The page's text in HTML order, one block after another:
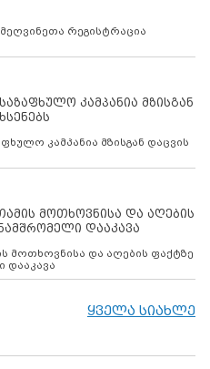
რეგისტრაცია
კამპანია მზისგან
კამპანია მზისგან დაცვის
მოთხოვნისა და აღების
დააკავა
დააკავა
ყველა სიახლე